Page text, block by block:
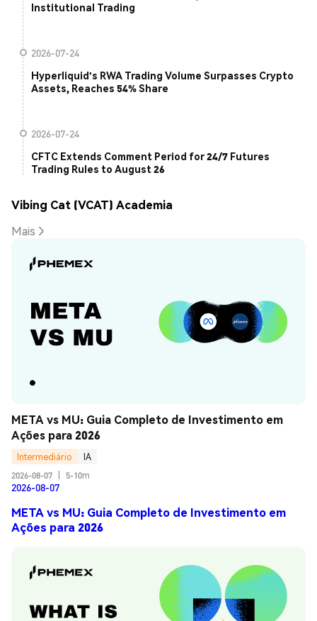
Institutional Trading
2026-07-24
Hyperliquid's RWA Trading Volume Surpasses Crypto
Assets, Reaches 54% Share
2026-07-24
CFTC Extends Comment Period for 24/7 Futures
Trading Rules to August 26
Vibing Cat (VCAT) Academia
Mais
META vs MU: Guia Completo de Investimento em
Ações para 2026
Intermediário
IA
2026-08-07
5-10m
2026-08-07
META vs MU: Guia Completo de Investimento em
Ações para 2026